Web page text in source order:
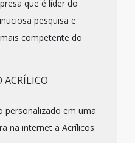
que é líder do
pesquisa e
competente do
ACRÍLICO
personalizado em uma
na internet a Acrílicos